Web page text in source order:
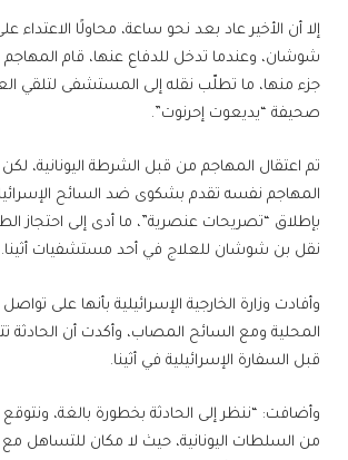
إلا أن الأخير عاد بعد نحو ساعة، محاولًا الاعتداء
شوشان، وعندما تدخل للدفاع عنها، قام
جزء منها، ما تطلّب نقله إلى المستشفى لتلقي
صحيفة “يديعوت إحرنوت”.
تم اعتقال المهاجم من قبل الشرطة اليونانية، لكن
المهاجم نفسه تقدم بشكوى ضد السائح
بإطلاق “تصريحات عنصرية”، ما أدى إلى احتجاز
نقل بن شوشان للعلاج في أحد مستشفيات أثينا.
وأفادت وزارة الخارجية الإسرائيلية بأنها على
المحلية ومع السائح المصاب، وأكدت أن الحادثة
قبل السفارة الإسرائيلية في أثينا.
وأضافت: “ننظر إلى الحادثة بخطورة بالغة،
من السلطات اليونانية، حيث لا مكان للتساهل مع